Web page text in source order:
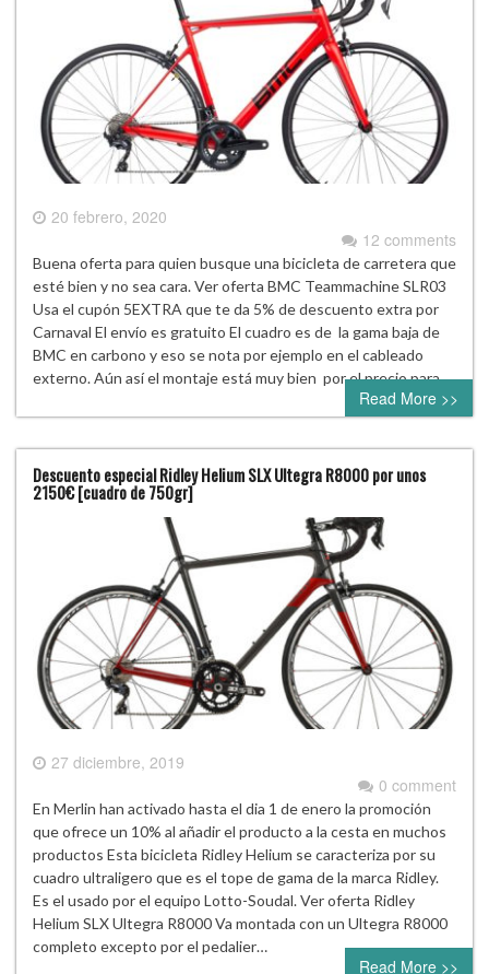
20 febrero, 2020
12 comments
Buena oferta para quien busque una bicicleta de carretera que
esté bien y no sea cara. Ver oferta BMC Teammachine SLR03
Usa el cupón 5EXTRA que te da 5% de descuento extra por
Carnaval El envío es gratuito El cuadro es de la gama baja de
BMC en carbono y eso se nota por ejemplo en el cableado
externo. Aún así el montaje está muy bien por el precio para…
Read More >>
Descuento especial Ridley Helium SLX Ultegra R8000 por unos
2150€ [cuadro de 750gr]
27 diciembre, 2019
0 comment
En Merlin han activado hasta el dia 1 de enero la promoción
que ofrece un 10% al añadir el producto a la cesta en muchos
productos Esta bicicleta Ridley Helium se caracteriza por su
cuadro ultraligero que es el tope de gama de la marca Ridley.
Es el usado por el equipo Lotto-Soudal. Ver oferta Ridley
Helium SLX Ultegra R8000 Va montada con un Ultegra R8000
completo excepto por el pedalier…
Read More >>